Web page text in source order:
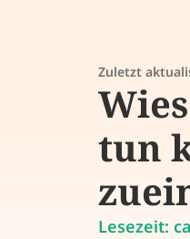
Zuletzt
tun
Lesezeit: